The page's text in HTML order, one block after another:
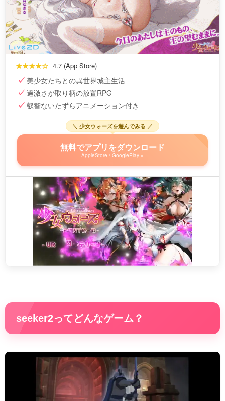
★★★★☆ 4.7 (App Store)
美少女たちとの異世界城主生活
過激さが取り柄の放置RPG
叡智ないたずらアニメーション付き
＼ 少女ウォーズを遊んでみる ／
無料でアプリをダウンロード
AppleStore / GooglePlay »
seeker2ってどんなゲーム？